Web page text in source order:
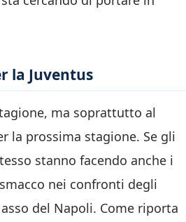
la Juventus
ma soprattutto al
la prossima stagione. Se gli
stanno facendo anche i
nei confronti degli
del Napoli. Come riporta